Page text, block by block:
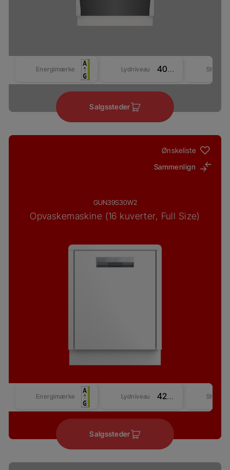
Energimærke Lydniveau 40 dBA
Salgssteder
Ønskeliste
Sammenlign
GUN39S30W2
Opvaskemaskine (16 kuverter, Full Size)
Energimærke Lydniveau 42 dBA
Salgssteder